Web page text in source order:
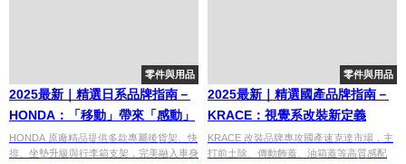
零件與用品
2025最新｜精選日系品牌指南－
HONDA：「移動」帶來「感動」
HONDA 原廠精品提供多款專屬後貨架、快
排、坐墊升級與行李箱支架，完美融入車身
零件與用品
2025最新｜精選國產品牌指南－
KRACE：視覺系改裝新定義
KRACE 改裝品牌專攻國產速克達市場，主
打前土除、傳動飾蓋、油箱蓋等高質感配